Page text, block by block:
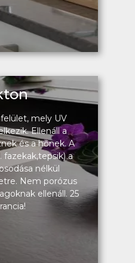
mely UV
Ellenáll a
és a hőnek. A
fazekak,tepsik) a
nélkül
Nem porózus
ellenáll. 25